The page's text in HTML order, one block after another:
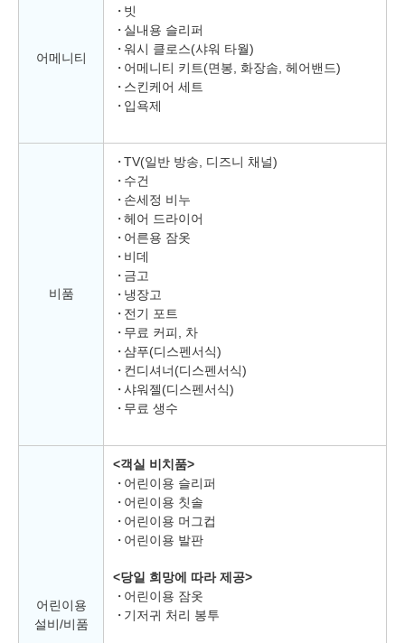
어메니티
빗
실내용 슬리퍼
워시 클로스(샤워 타월)
어메니티 키트(면봉, 화장솜, 헤어밴드)
스킨케어 세트
입욕제
비품
TV(일반 방송, 디즈니 채널)
수건
손세정 비누
헤어 드라이어
어른용 잠옷
비데
금고
냉장고
전기 포트
무료 커피, 차
샴푸(디스펜서식)
컨디셔너(디스펜서식)
샤워젤(디스펜서식)
무료 생수
어린이용
설비/비품
<객실 비치품>
어린이용 슬리퍼
어린이용 칫솔
어린이용 머그컵
어린이용 발판
<당일 희망에 따라 제공>
어린이용 잠옷
기저귀 처리 봉투